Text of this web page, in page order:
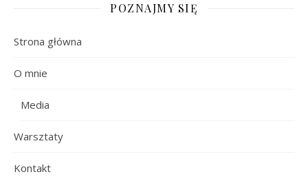
POZNAJMY SIĘ
Strona główna
O mnie
Media
Warsztaty
Kontakt